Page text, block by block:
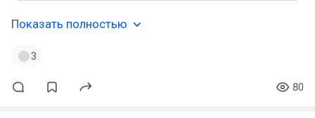
Показать полностью
3
80